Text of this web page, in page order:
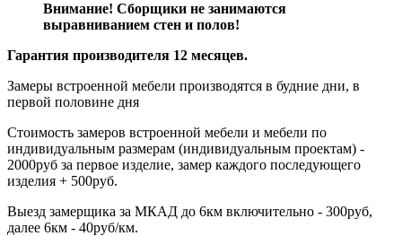
Внимание! Сборщики не занимаются
выравниванием стен и полов!
Гарантия производителя 12 месяцев.
Замеры встроенной мебели производятся в будние дни, в
первой половине дня
Стоимость замеров встроенной мебели и мебели по
индивидуальным размерам (индивидуальным проектам) -
2000руб за первое изделие, замер каждого последующего
изделия + 500руб.
Выезд замерщика за МКАД до 6км включительно - 300руб,
далее 6км - 40руб/км.